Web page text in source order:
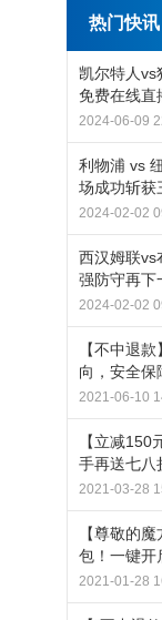
热门快讯
凯尔特人vs独行侠直
免费在线直
2024-06-09
利物浦 vs
场成功斩获
2024-02-02
西汉姆联vs
强防守再下
2024-02-02
【不中退
向，安全保
2021-06-10
【立减
手再送七八
2021-03-28
【尊敬的
包！一键开
2021-01-28